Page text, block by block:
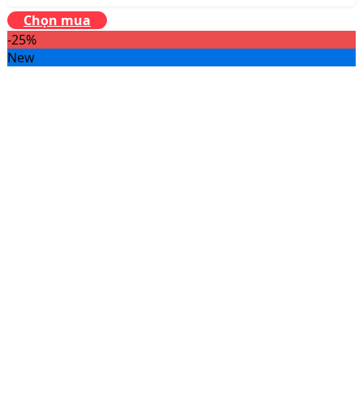
Chọn mua
-25%
New